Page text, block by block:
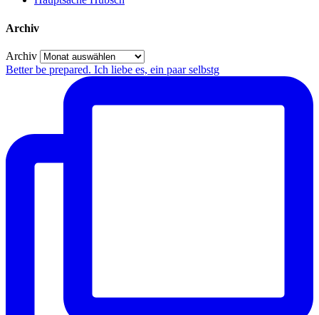
Archiv
Archiv
Better be prepared. Ich liebe es, ein paar selbstg